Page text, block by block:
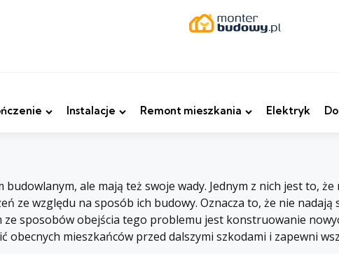
Instalacje Remont mieszkania Elektryk
budowlanym, ale mają też swoje wady. Jednym z nich jest to,
ze względu na sposób ich budowy. Oznacza to, że nie
ze sposobów obejścia tego problemu jest konstruowanie
mieszkańców przed dalszymi szkodami i zapewni